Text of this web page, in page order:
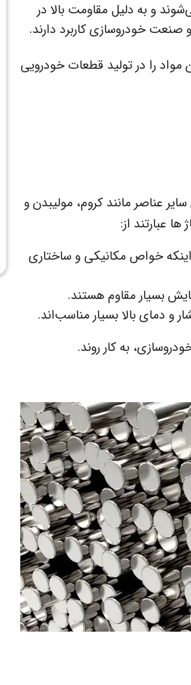
و به دلیل مقاومت بالا در
صنعت خودروسازی کاربرد دارند.
را در تولید قطعات خودرویی
عناصر مانند کروم، مولیبدن و
عبارتند از:
اینکه خواص مکانیکی و ساختاری
بسیار مقاوم هستند.
و دمای بالا بسیار مناسب‌اند.
به کار روند.